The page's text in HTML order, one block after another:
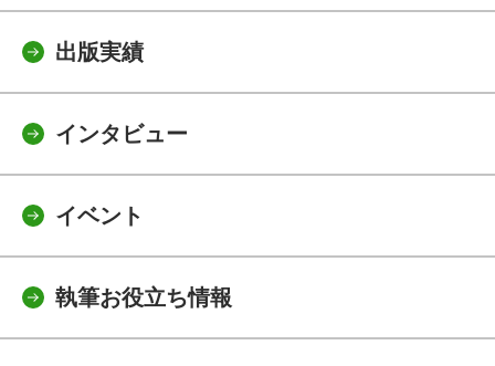
出版実績
インタビュー
イベント
執筆お役立ち情報